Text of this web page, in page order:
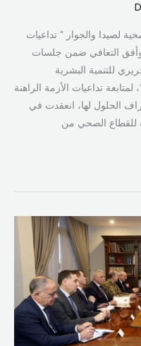
لصيدا والجوار ” تداعيات
وأفق التعافي ضمن جلسات
للتنمية البشرية
لمتابعة تداعيات الأزمة الراهنة
الحلول لها، انعقدت في
للقطاع الصحي من